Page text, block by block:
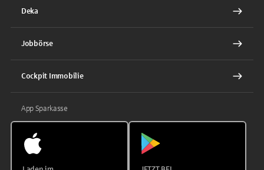
Deka
Jobbörse
Cockpit Immobilie
App Sparkasse